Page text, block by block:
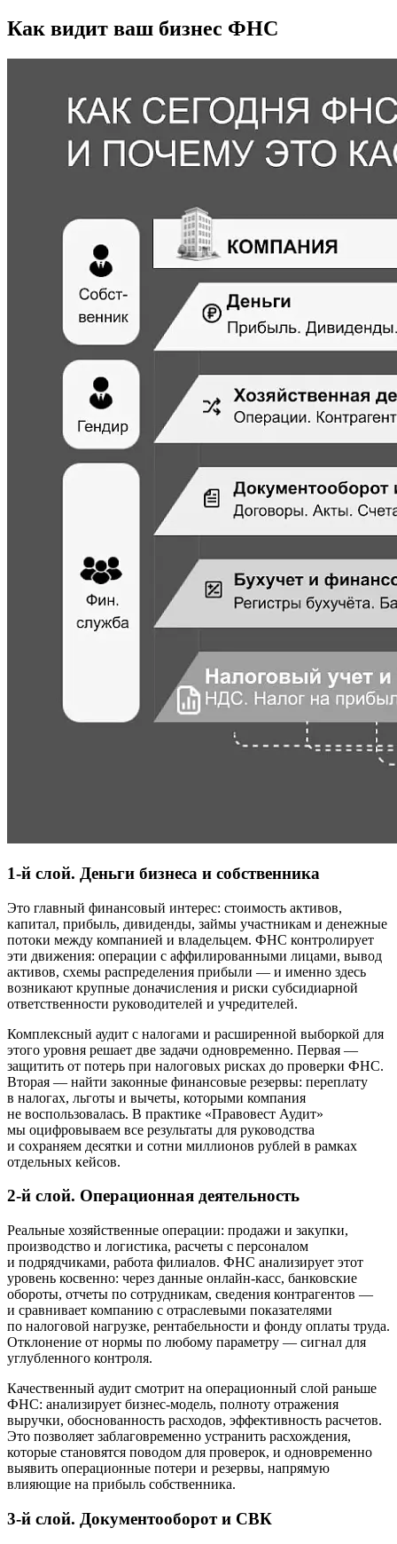
Как видит ваш бизнес ФНС
1-й слой. Деньги бизнеса и собственника
Это главный финансовый интерес: стоимость активов,
капитал, прибыль, дивиденды, займы участникам и денежные
потоки между компанией и владельцем. ФНС контролирует
эти движения: операции с аффилированными лицами, вывод
активов, схемы распределения прибыли — и именно здесь
возникают крупные доначисления и риски субсидиарной
ответственности руководителей и учредителей.
Комплексный аудит с налогами и расширенной выборкой для
этого уровня решает две задачи одновременно. Первая —
защитить от потерь при налоговых рисках до проверки ФНС.
Вторая — найти законные финансовые резервы: переплату
в налогах, льготы и вычеты, которыми компания
не воспользовалась. В практике «Правовест Аудит»
мы оцифровываем все результаты для руководства
и сохраняем десятки и сотни миллионов рублей в рамках
отдельных кейсов.
2-й слой. Операционная деятельность
Реальные хозяйственные операции: продажи и закупки,
производство и логистика, расчеты с персоналом
и подрядчиками, работа филиалов. ФНС анализирует этот
уровень косвенно: через данные онлайн-касс, банковские
обороты, отчеты по сотрудникам, сведения контрагентов —
и сравнивает компанию с отраслевыми показателями
по налоговой нагрузке, рентабельности и фонду оплаты труда.
Отклонение от нормы по любому параметру — сигнал для
углубленного контроля.
Качественный аудит смотрит на операционный слой раньше
ФНС: анализирует бизнес-модель, полноту отражения
выручки, обоснованность расходов, эффективность расчетов.
Это позволяет заблаговременно устранить расхождения,
которые становятся поводом для проверок, и одновременно
выявить операционные потери и резервы, напрямую
влияющие на прибыль собственника.
3-й слой. Документооборот и СВК